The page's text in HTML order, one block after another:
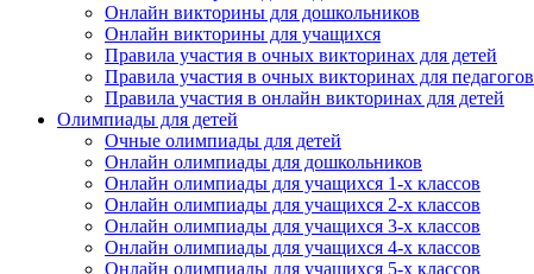
Онлайн викторины для дошкольников
Онлайн викторины для учащихся
Правила участия в очных викторинах для детей
Правила участия в очных викторинах для педагогов
Правила участия в онлайн викторинах для детей
Олимпиады для детей
Очные олимпиады для детей
Онлайн олимпиады для дошкольников
Онлайн олимпиады для учащихся 1-х классов
Онлайн олимпиады для учащихся 2-х классов
Онлайн олимпиады для учащихся 3-х классов
Онлайн олимпиады для учащихся 4-х классов
Онлайн олимпиады для учащихся 5-х классов